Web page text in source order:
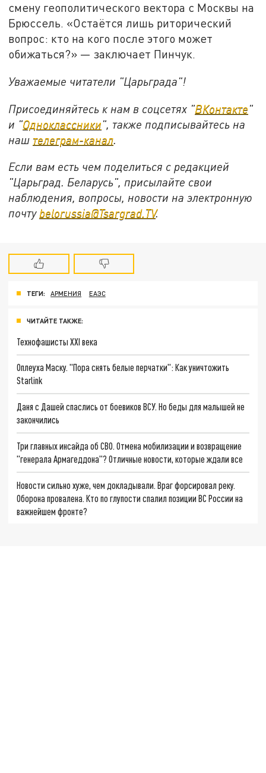
смену геополитического вектора с Москвы на
Брюссель. «Остаётся лишь риторический
вопрос: кто на кого после этого может
обижаться?» — заключает Пинчук.
Уважаемые читатели "Царьграда"!
Присоединяйтесь к нам в соцсетях "ВКонтакте"
и "Одноклассники", также подписывайтесь на
наш телеграм-канал.
Если вам есть чем поделиться с редакцией
"Царьград. Беларусь", присылайте свои
наблюдения, вопросы, новости на электронную
почту belorussia@Tsargrad.TV.
ТЕГИ: АРМЕНИЯ ЕАЭС
ЧИТАЙТЕ ТАКЖЕ:
Технофашисты XXI века
Оплеуха Маску. "Пора снять белые перчатки": Как уничтожить
Starlink
Даня с Дашей спаслись от боевиков ВСУ. Но беды для малышей не
закончились
Три главных инсайда об СВО. Отмена мобилизации и возвращение
"генерала Армагеддона"? Отличные новости, которые ждали все
Новости сильно хуже, чем докладывали. Враг форсировал реку.
Оборона провалена. Кто по глупости спалил позиции ВС России на
важнейшем фронте?